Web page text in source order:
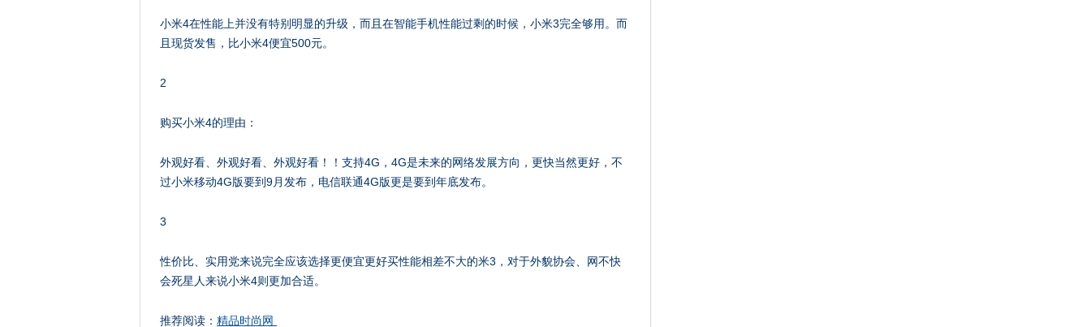
小米4在性能上并没有特别明显的升级，而且在智能手机性能过剩的时候，小米3完全够用。而
且现货发售，比小米4便宜500元。
2
购买小米4的理由：
外观好看、外观好看、外观好看！！支持4G，4G是未来的网络发展方向，更快当然更好，不
过小米移动4G版要到9月发布，电信联通4G版更是要到年底发布。
3
性价比、实用党来说完全应该选择更便宜更好买性能相差不大的米3，对于外貌协会、网不快
会死星人来说小米4则更加合适。
推荐阅读： 精品时尚网